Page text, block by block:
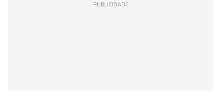
PUBLICIDADE